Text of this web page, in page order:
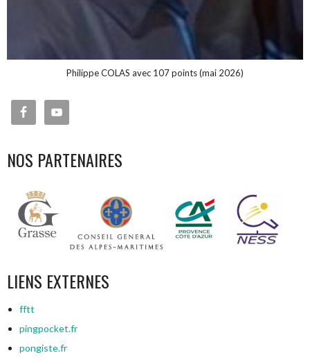
Philippe COLAS avec 107 points (mai 2026)
NOS PARTENAIRES
LIENS EXTERNES
fftt
pingpocket.fr
pongiste.fr